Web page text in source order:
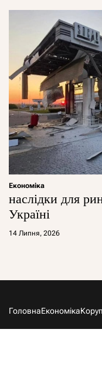
Економіка
наслідки для
Україні
14 Липня, 2026
ГоловнаЕкономіка